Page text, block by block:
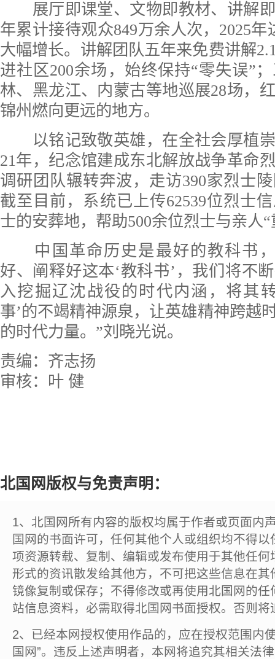
展厅即课堂、文物即教材、讲解即
年累计接待观众849万余人次，2025年
大幅增长。讲解团队五年来免费讲解
进社区200余场，始终保持“零失误”
林、黑龙江、内蒙古等地巡展28场，
锦州燃向更远的地方。
以铭记致敬英雄，在全社会厚植崇
21年，纪念馆建成东北解放战争革命
调研团队辗转奔波，走访390家烈士
截至目前，系统已上传62539位烈士
士的安葬地，帮助500余位烈士与亲人“
中国革命历史是最好的教科书，
好、阐释好这本‘教科书’，我们将不
入挖掘辽沈战役的时代内涵，将其
事’的不竭精神源泉，让英雄精神跨越
的时代力量。”刘晓光说。
责编：齐志扬
审核：叶 健
北国网版权与免责声明：
1、北国网所有内容的版权均属于作者或页面内
国网的书面许可，任何其他个人或组织均不得
项资源转载、复制、编辑或发布使用于其他任
形式的资讯散发给其他方，不可把这些信息在
镜像复制或保存；不得修改或再使用北国网的
站信息资料，必需取得北国网书面授权。否则将
2、已经本网授权使用作品的，应在授权范围内
国网”。违反上述声明者，本网将追究其相关法